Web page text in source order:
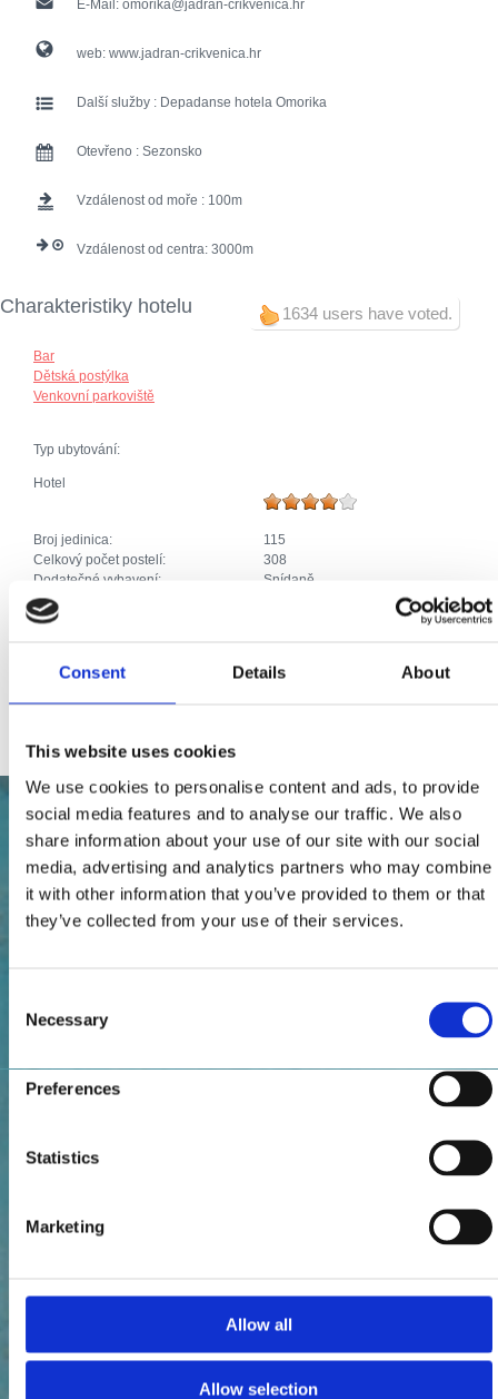
Consent Details About
This website uses cookies
We use cookies to personalise content and ads, to provide
social media features and to analyse our traffic. We also
share information about your use of our site with our social
media, advertising and analytics partners who may combine
it with other information that you’ve provided to them or that
they’ve collected from your use of their services.
Selection
Necessary
Preferences
Statistics
Marketing
Allow all
Allow selection
E-Mail: omorika@jadran-crikvenica.hr
web: www.jadran-crikvenica.hr
Další služby : Depadanse hotela Omorika
Otevřeno : Sezonsko
Vzdálenost od moře : 100
Vzdálenost od centra: 3000
1634 users have voted.
Charakteristiky hotelu
Bar
Dětská postýlka
Venkovní parkoviště
Typ ubytování:
Hotel
Broj jedinica:
115
Celkový počet postelí:
308
Dodatečné vybavení:
Snídaně
Kabelová nebo satelitní televize